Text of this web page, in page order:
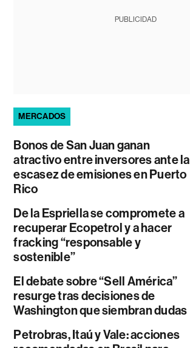
PUBLICIDAD
MERCADOS
Bonos de San Juan ganan
atractivo entre inversores ante la
escasez de emisiones en Puerto
Rico
De la Espriella se compromete a
recuperar Ecopetrol y a hacer
fracking “responsable y
sostenible”
El debate sobre “Sell América”
resurge tras decisiones de
Washington que siembran dudas
Petrobras, Itaú y Vale: acciones